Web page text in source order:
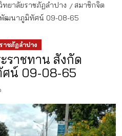
ยาลัยราชภัฏลำปาง
สมาชิกจิต
พัฒนาภูมิทัศน์ 09-08-65
าชภัฏลำปาง
ราชทาน สังกัด
น์ 09-08-65